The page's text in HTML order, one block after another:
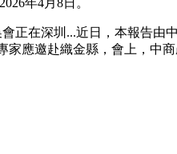
年4月8日。
在深圳...近日，本報告由
應邀赴織金縣，會上，中